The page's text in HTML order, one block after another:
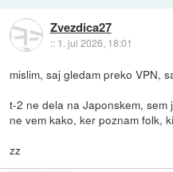
Zvezdica27
:: 1. jul 2026, 18:01
mislim, saj gledam preko VPN,
t-2 ne dela na Japonskem, sem
ne vem kako, ker poznam folk,
zz